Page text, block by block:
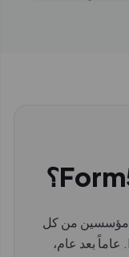
"منذ 2004، ترافق TAXUSA Group مؤسسين من كل
أنحاء العالم على طريق الامتثال لـ IRS. عاماً بعد عام،